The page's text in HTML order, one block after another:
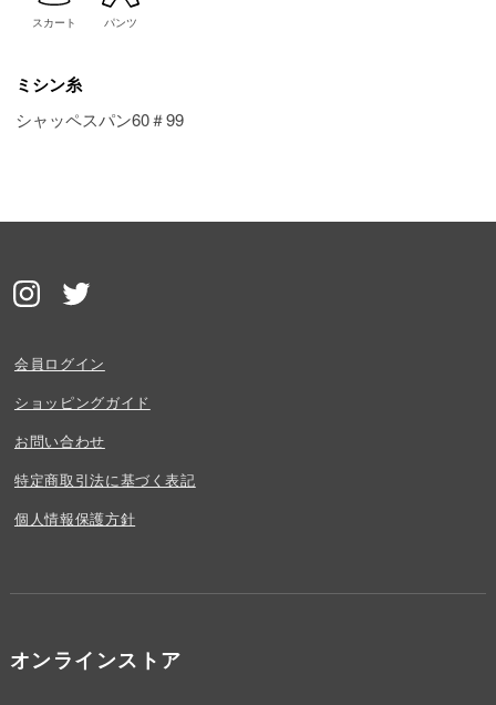
スカート パンツ
ミシン糸
シャッペスパン60＃99
会員ログイン
ショッピングガイド
お問い合わせ
特定商取引法に基づく表記
個人情報保護方針
オンラインストア